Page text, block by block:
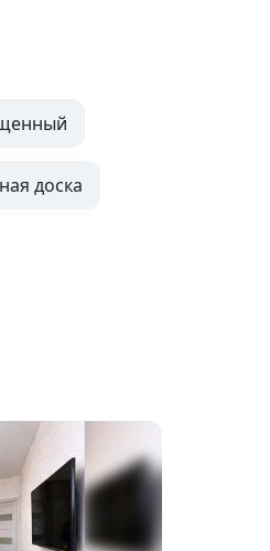
доска